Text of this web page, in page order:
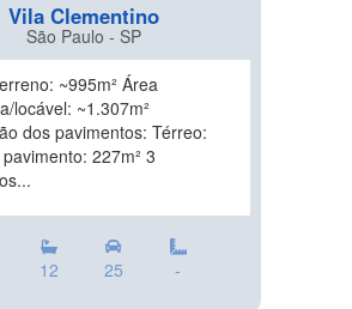
Vila Clementino
São Paulo - SP
~995m² Área
locável: ~1.307m²
dos pavimentos: Térreo:
pavimento: 227m² 3
12 25 -